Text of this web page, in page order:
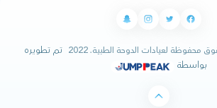
محفوظة لعيادات الدوحة الطبية. 2022
تم تطويره
بواسطة